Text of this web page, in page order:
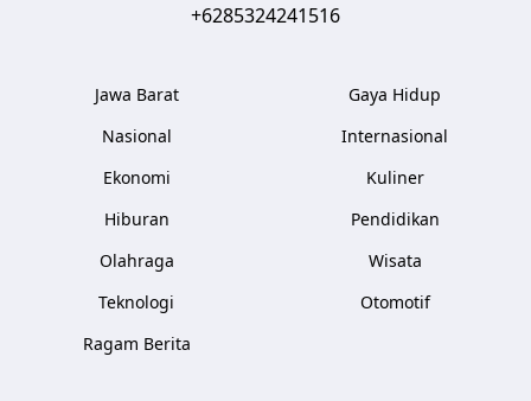
+6285324241516
Jawa Barat
Nasional
Ekonomi
Hiburan
Olahraga
Teknologi
Ragam Berita
Gaya Hidup
Internasional
Kuliner
Pendidikan
Wisata
Otomotif